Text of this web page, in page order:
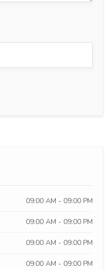
09:00 AM - 09:00 PM
09:00 AM - 09:00 PM
09:00 AM - 09:00 PM
09:00 AM - 09:00 PM